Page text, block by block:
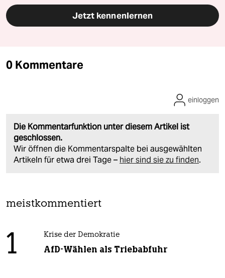
Jetzt kennenlernen
0 Kommentare
Die Kommentarfunktion unter diesem Artikel ist
geschlossen.
Wir öffnen die Kommentarspalte bei ausgewählten
Artikeln für etwa drei Tage – hier sind sie zu finden.
einloggen
meistkommentiert
1 Krise der Demokratie
AfD-Wählen als Triebabfuhr